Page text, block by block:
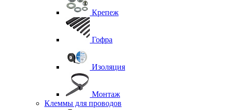
Крепеж
Гофра
Изоляция
Монтаж
Клеммы для проводов